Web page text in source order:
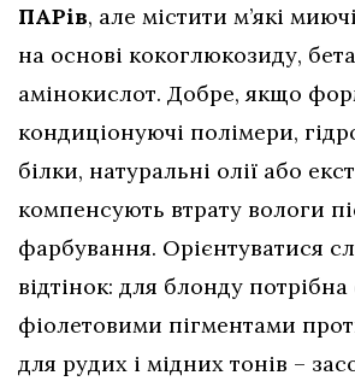
ПАРів, але містити м’які
на основі кокоглюкозиду,
амінокислот. Добре, якщо
кондиціонуючі полімери,
білки, натуральні олії або
компенсують втрату вологи
фарбування. Орієнтуватися
відтінок: для блонду
фіолетовими пігментами
для рудих і мідних тонів –